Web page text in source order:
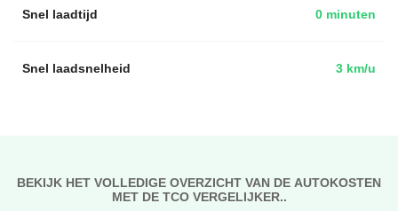
Snel laadtijd 0 minuten
Snel laadsnelheid 3 km/u
BEKIJK HET VOLLEDIGE OVERZICHT VAN DE AUTOKOSTEN
MET DE TCO VERGELIJKER..